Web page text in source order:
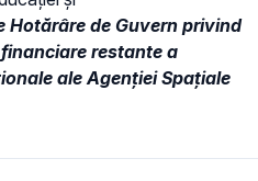
Hotărâre de Guvern privind
restante a
ale Agenţiei Spaţiale